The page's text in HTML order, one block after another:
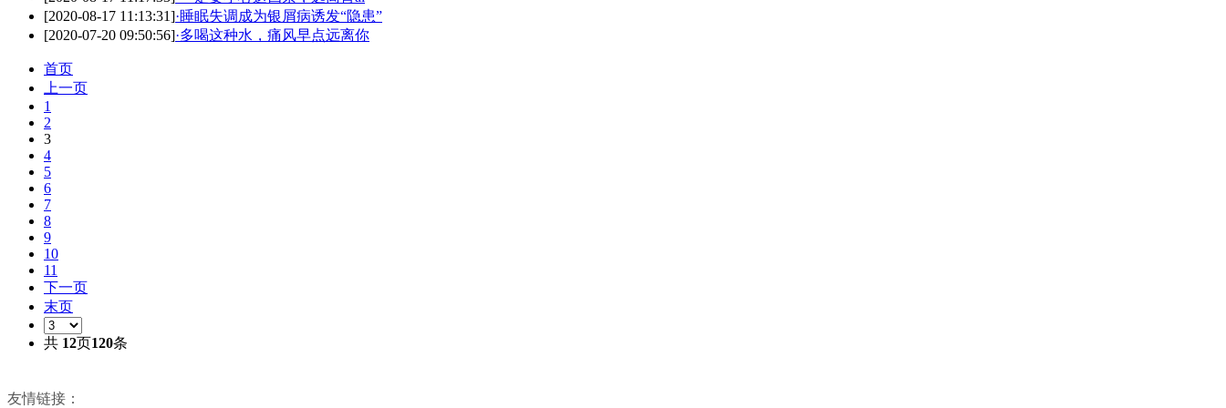
[2020-08-17 11:13:31]·睡眠失调成为银屑病诱发“隐患”
[2020-07-20 09:50:56]·多喝这种水，痛风早点远离你
首页
上一页
1
2
3
4
5
6
7
8
9
10
11
下一页
末页
共 12页120条
友情链接：